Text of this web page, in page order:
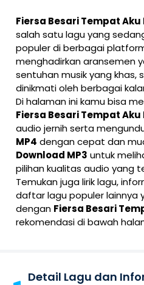
Fiersa Besari Tempat Aku
salah satu lagu yang
populer di berbagai
menghadirkan aransemen
sentuhan musik yang khas,
dinikmati oleh berbagai
Di halaman ini kamu bisa
Fiersa Besari Tempat Aku
audio jernih serta
MP4 dengan cepat dan
Download MP3 untuk
pilihan kualitas audio yang
Temukan juga lirik lagu,
daftar lagu populer lainnya
dengan Fiersa Besari
rekomendasi di bawah
Detail Lagu dan